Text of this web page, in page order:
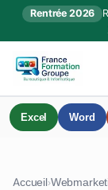
Rentrée 2026
Excel Word
Accueil›